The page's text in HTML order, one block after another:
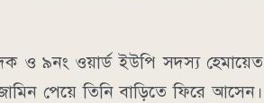
ও ৯নং ওয়ার্ড ইউপি সদস্য হেমায়েত
পেয়ে তিনি বাড়িতে ফিরে আসেন।